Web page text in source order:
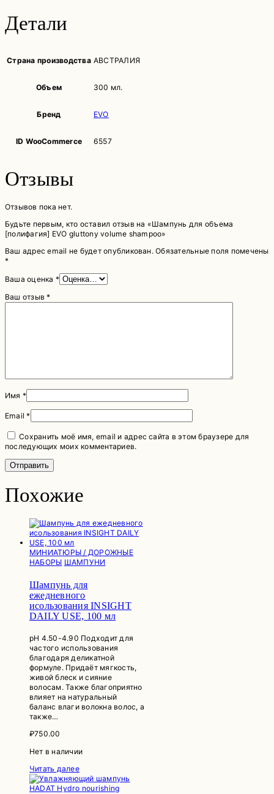
Детали
Страна производства АВСТРАЛИЯ
Объем 300 мл.
Бренд EVO
ID WooCommerce 6557
Отзывы
Отзывов пока нет.
Будьте первым, кто оставил отзыв на «Шампунь для объема
[полифагия] EVO gluttony volume shampoo»
Ваш адрес email не будет опубликован. Обязательные поля помечены
*
Ваша оценка *
Ваш отзыв*
Имя *
Email*
Сохранить моё имя, email и адрес сайта в этом браузере для
последующих моих комментариев.
Похожие
МИНИАТЮРЫ / ДОРОЖНЫЕ
НАБОРЫ ШАМПУНИ
Шампунь для
ежедневного
исользования INSIGHT
DAILY USE, 100 мл
рН 4.50-4.90 Подходит для
частого использования
благодаря деликатной
формуле. Придаёт мягкость,
живой блеск и сияние
волосам. Также благоприятно
влияет на натуральный
баланс влаги волокна волос, а
также…
₽750.00
Нет в наличии
Читать далее